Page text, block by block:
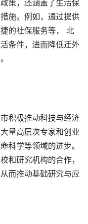
策，还涵盖了生活保
施。例如，通过提供
的社保服务等， 北
条件，进而降低迁外
积极推动科技与经济
量高层次专家和创业
科学等领域的进步。
和研究机构的合作，
而推动基础研究与应